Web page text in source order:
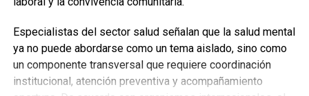
Especialistas del sector salud señalan que la salud mental
ya no puede abordarse como un tema aislado, sino como
un componente transversal que requiere coordinación
institucional, atención preventiva y acompañamiento